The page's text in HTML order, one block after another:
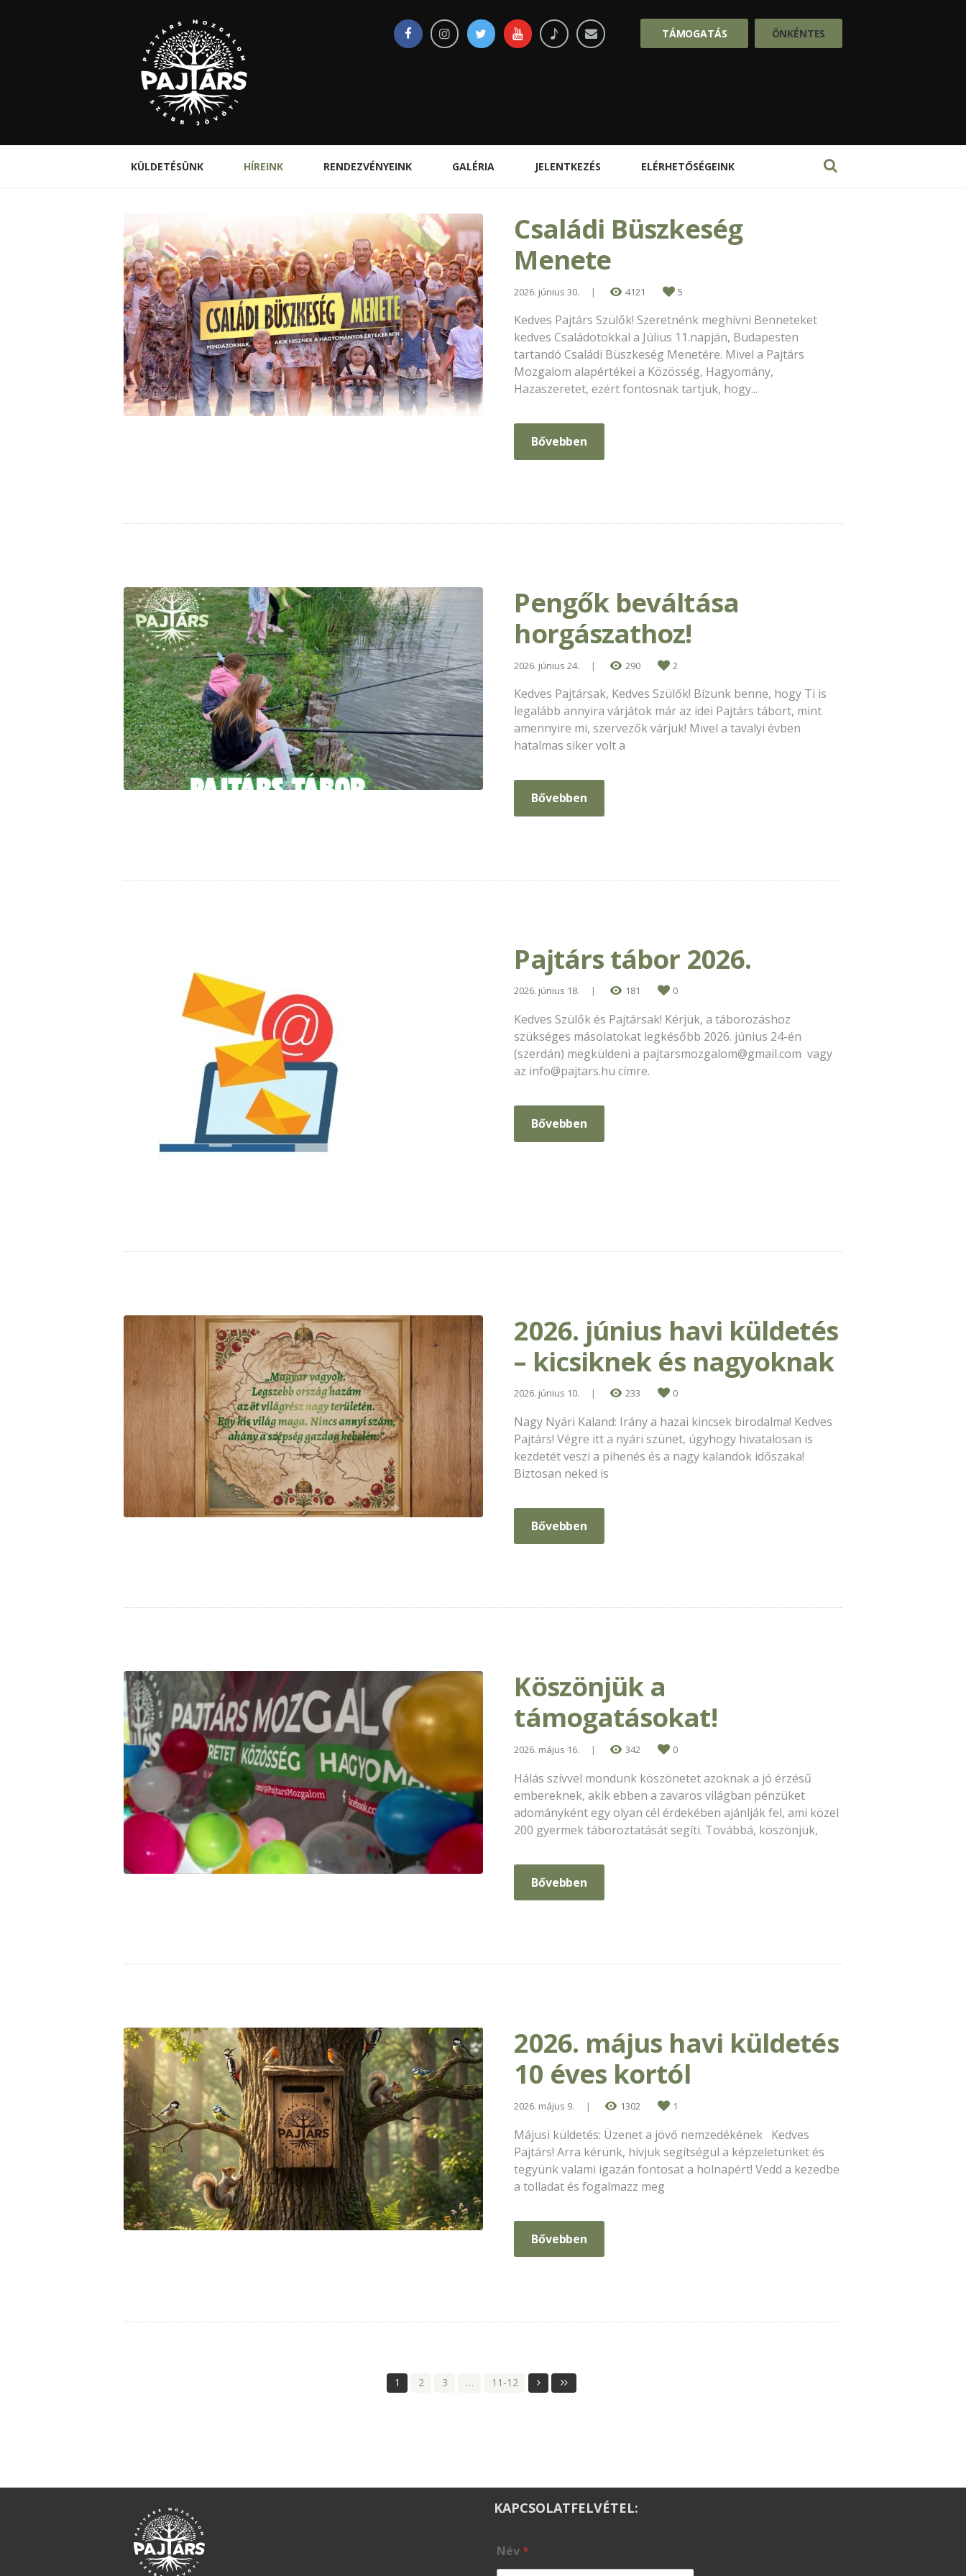
TÁMOGATÁS ÖNKÉNTES
KÜLDETÉSÜNK HÍREINK RENDEZVÉNYEINK GALÉRIA JELENTKEZÉS ELÉRHETŐSÉGEINK
Családi Büszkeség
Menete
2026. június 30. 4121 5
Kedves Pajtárs Szülők! Szeretnénk meghívni Benneteket
kedves Családotokkal a Július 11.napján, Budapesten
tartandó Családi Büszkeség Menetére. Mivel a Pajtárs
Mozgalom alapértékei a Közösség, Hagyomány,
Hazaszeretet, ezért fontosnak tartjuk, hogy...
Bővebben
Pengők beváltása
horgászathoz!
2026. június 24. 290 2
Kedves Pajtársak, Kedves Szülők! Bízunk benne, hogy Ti is
legalább annyira várjátok már az idei Pajtárs tábort, mint
amennyire mi, szervezők várjuk! Mivel a tavalyi évben
hatalmas siker volt a
Bővebben
Pajtárs tábor 2026.
2026. június 18. 181 0
Kedves Szülők és Pajtársak! Kérjük, a táborozáshoz
szükséges másolatokat legkésőbb 2026. június 24-én
(szerdán) megküldeni a pajtarsmozgalom@gmail.com vagy
az info@pajtars.hu címre.
Bővebben
2026. június havi küldetés
– kicsiknek és nagyoknak
2026. június 10. 233 0
Nagy Nyári Kaland: Irány a hazai kincsek birodalma! Kedves
Pajtárs! Végre itt a nyári szünet, úgyhogy hivatalosan is
kezdetét veszi a pihenés és a nagy kalandok időszaka!
Biztosan neked is
Bővebben
Köszönjük a
támogatásokat!
2026. május 16. 342 0
Hálás szívvel mondunk köszönetet azoknak a jó érzésű
embereknek, akik ebben a zavaros világban pénzüket
adományként egy olyan cél érdekében ajánlják fel, ami közel
200 gyermek táboroztatását segíti. Továbbá, köszönjük,
Bővebben
2026. május havi küldetés
10 éves kortól
2026. május 9. 1302 1
Májusi küldetés: Üzenet a jövő nemzedékének ​Kedves
Pajtárs! ​Arra kérünk, hívjuk segítségül a képzeletünket és
tegyünk valami igazán fontosat a holnapért! Vedd a kezedbe
a tolladat és fogalmazz meg
Bővebben
1 2 3 … 11-12
KAPCSOLATFELVÉTEL:
Név*